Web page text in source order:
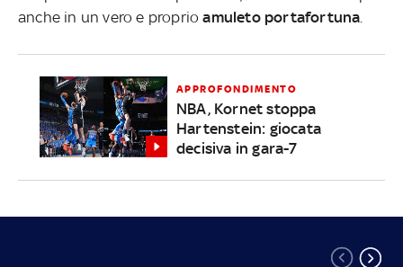
anche in un vero e proprioamuleto portafortuna
APPROFONDIMENTO
NBA, Kornet stoppa
Hartenstein: giocata
decisiva in gara-7